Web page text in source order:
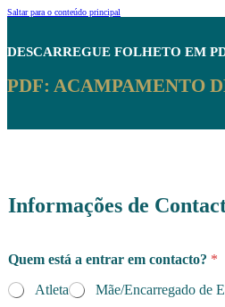
Saltar para o conteúdo principal
DESCARREGUE FOLHETO EM
PDF: ACAMPAMENTO
Informações de
Quem está a entrar em contacto? *
Atleta
Mãe/Encarregado de